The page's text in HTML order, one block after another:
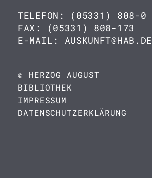
TELEFON: (05331) 808-0
FAX: (05331) 808-173
E-MAIL: AUSKUNFT@HAB.DE
© HERZOG AUGUST
BIBLIOTHEK
IMPRESSUM
DATENSCHUTZERKLÄRUNG